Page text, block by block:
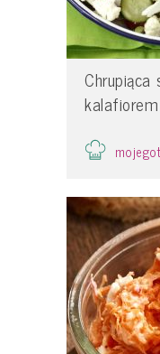
kalafiorem